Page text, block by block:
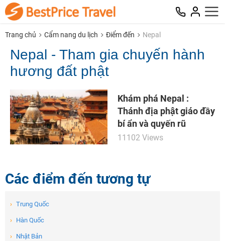
Trang chủ Cẩm nang du lịch Điểm đến Nepal
Nepal - Tham gia chuyến hành
hương đất phật
Khám phá Nepal :
Thánh địa phật giáo đầy
bí ẩn và quyến rũ
11102 Views
Các điểm đến tương tự
› Trung Quốc
› Hàn Quốc
› Nhật Bản
TƯ VẤN NGAY